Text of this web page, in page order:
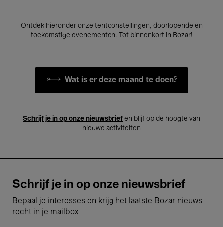
Ontdek hieronder onze tentoonstellingen, doorlopende en
toekomstige evenementen. Tot binnenkort in Bozar!
Wat is er deze maand te doen?
Schrijf je in op onze nieuwsbrief en blijf op de hoogte van
nieuwe activiteiten
Schrijf je in op onze nieuwsbrief
Bepaal je interesses en krijg het laatste Bozar nieuws
recht in je mailbox